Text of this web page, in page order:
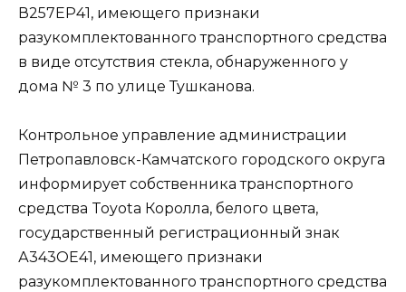
В257ЕР41, имеющего признаки
разукомплектованного транспортного средства
в виде отсутствия стекла, обнаруженного у
дома № 3 по улице Тушканова.
Контрольное управление администрации
Петропавловск-Камчатского городского округа
информирует собственника транспортного
средства Toyota Королла, белого цвета,
государственный регистрационный знак
А343ОЕ41, имеющего признаки
разукомплектованного транспортного средства